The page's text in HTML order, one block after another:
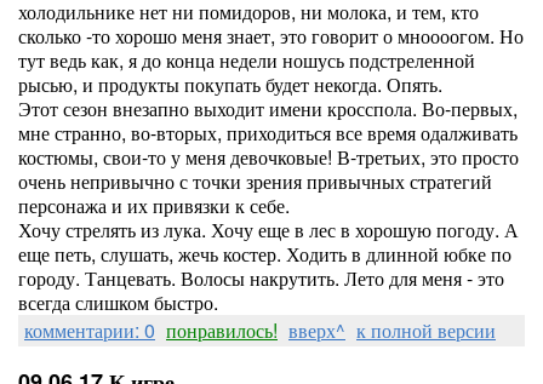
холодильнике нет ни помидоров, ни молока, и тем, кто
сколько -то хорошо меня знает, это говорит о мноооогом. Но
тут ведь как, я до конца недели ношусь подстреленной
рысью, и продукты покупать будет некогда. Опять.
Этот сезон внезапно выходит имени кросспола. Во-первых,
мне странно, во-вторых, приходиться все время одалживать
костюмы, свои-то у меня девочковые! В-третьих, это просто
очень непривычно с точки зрения привычных стратегий
персонажа и их привязки к себе.
Хочу стрелять из лука. Хочу еще в лес в хорошую погоду. А
еще петь, слушать, жечь костер. Ходить в длинной юбке по
городу. Танцевать. Волосы накрутить. Лето для меня - это
всегда слишком быстро.
комментарии: 0 понравилось! вверх^ к полной версии